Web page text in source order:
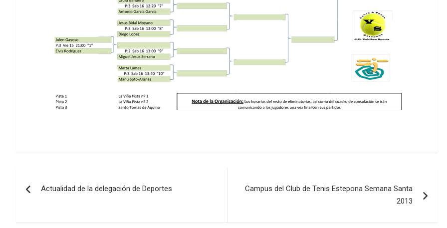
de
entradas
Actualidad de la delegación de Deportes
Campus del Club de Tenis Estepona Semana Santa
2013